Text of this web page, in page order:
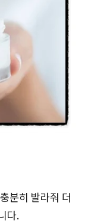
분히 발라줘 더
다.